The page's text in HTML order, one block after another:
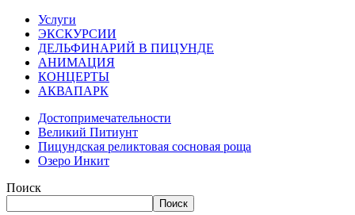
Услуги
ЭКСКУРСИИ
ДЕЛЬФИНАРИЙ В ПИЦУНДЕ
АНИМАЦИЯ
КОНЦЕРТЫ
АКВАПАРК
Достопримечательности
Великий Питиунт
Пицундская реликтовая сосновая роща
Озеро Инкит
Поиск
Поиск